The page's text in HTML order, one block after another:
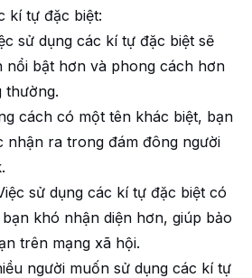
kí tự đặc biệt:
sử dụng các kí tự đặc biệt sẽ
nổi bật hơn và phong cách hơn
thường.
cách có một tên khác biệt, bạn
nhận ra trong đám đông người
sử dụng các kí tự đặc biệt có
khó nhận diện hơn, giúp bảo
trên mạng xã hội.
người muốn sử dụng các kí tự